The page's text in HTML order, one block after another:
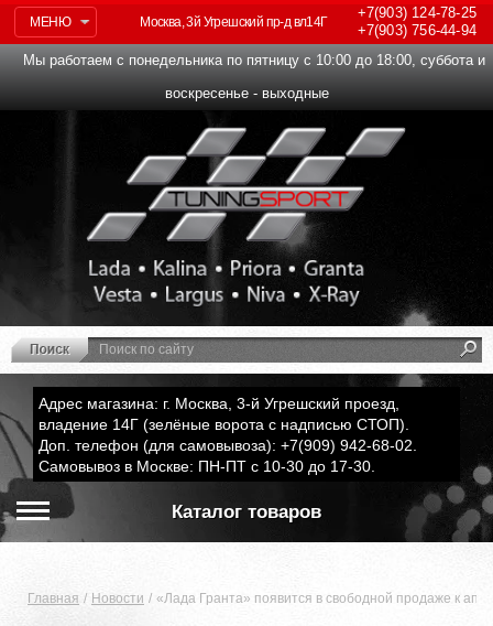
МЕНЮ
+7(903)124-78-25
+7(903)756-44-94
Москва, 3й Угрешский пр-д вл14Г
Мы работаем с понедельника по пятницу с 10:00 до 18:00, суббота и
воскресенье - выходные
Адрес магазина: г. Москва, 3-й Угрешский проезд,
владение 14Г (зелёные ворота с надписью СТОП).
Доп. телефон (для самовывоза): +7(909) 942-68-02.
Самовывоз в Москве: ПН-ПТ с 10-30 до 17-30.
Каталог товаров
Главная Новости «Лада Гранта» появится в свободной продаже к